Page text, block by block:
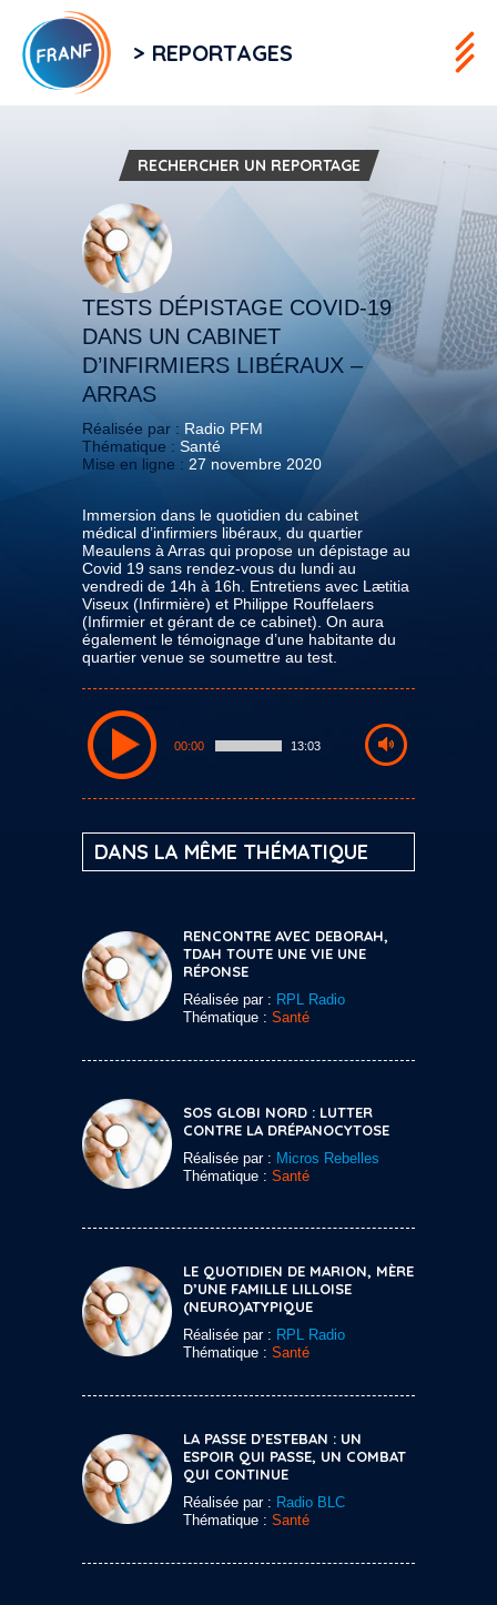
> REPORTAGES
RECHERCHER UN REPORTAGE
TESTS DÉPISTAGE COVID-19
DANS UN CABINET
D’INFIRMIERS LIBÉRAUX –
ARRAS
Réalisée par : Radio PFM
Thématique : Santé
Mise en ligne : 27 novembre 2020
Immersion dans le quotidien du cabinet
médical d’infirmiers libéraux, du quartier
Meaulens à Arras qui propose un dépistage au
Covid 19 sans rendez-vous du lundi au
vendredi de 14h à 16h. Entretiens avec Lætitia
Viseux (Infirmière) et Philippe Rouffelaers
(Infirmier et gérant de ce cabinet). On aura
également le témoignage d’une habitante du
quartier venue se soumettre au test.
00:00 13:03
DANS LA MÊME THÉMATIQUE
RENCONTRE AVEC DEBORAH,
TDAH TOUTE UNE VIE UNE
RÉPONSE
Réalisée par : RPL Radio
Thématique : Santé
SOS GLOBI NORD : LUTTER
CONTRE LA DRÉPANOCYTOSE
Réalisée par : Micros Rebelles
Thématique : Santé
LE QUOTIDIEN DE MARION, MÈRE
D’UNE FAMILLE LILLOISE
(NEURO)ATYPIQUE
Réalisée par : RPL Radio
Thématique : Santé
LA PASSE D’ESTEBAN : UN
ESPOIR QUI PASSE, UN COMBAT
QUI CONTINUE
Réalisée par : Radio BLC
Thématique : Santé